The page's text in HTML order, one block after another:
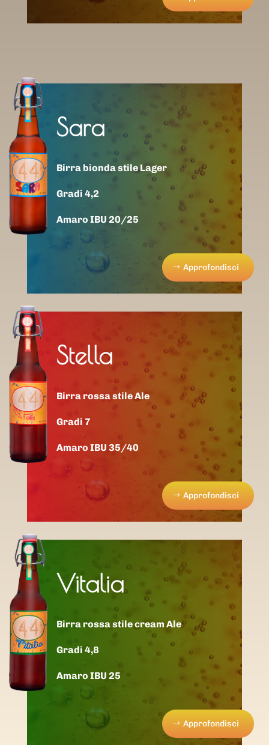
Sara
Birra bionda stile Lager
Gradi 4,2
Amaro IBU 20/25
Approfondisci
Stella
Birra rossa stile Ale
Gradi 7
Amaro IBU 35/40
Approfondisci
Vitalia
Birra rossa stile cream Ale
Gradi 4,8
Amaro IBU 25
Approfondisci